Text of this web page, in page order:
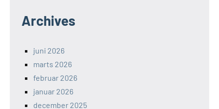
Archives
juni 2026
marts 2026
februar 2026
januar 2026
december 2025